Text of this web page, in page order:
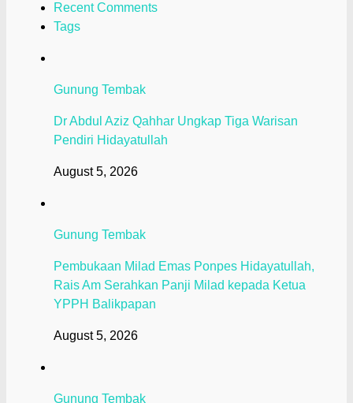
Recent Comments
Tags
Gunung Tembak
Dr Abdul Aziz Qahhar Ungkap Tiga Warisan
Pendiri Hidayatullah
August 5, 2026
Gunung Tembak
Pembukaan Milad Emas Ponpes Hidayatullah,
Rais Am Serahkan Panji Milad kepada Ketua
YPPH Balikpapan
August 5, 2026
Gunung Tembak